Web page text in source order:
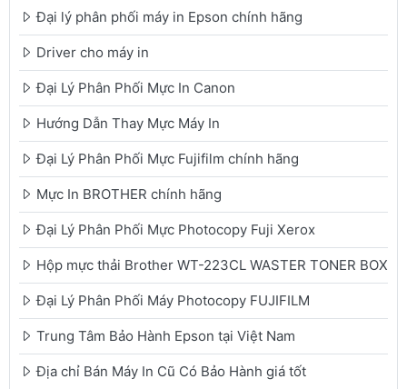
Đại lý phân phối máy in Epson chính hãng
Driver cho máy in
Đại Lý Phân Phối Mực In Canon
Hướng Dẫn Thay Mực Máy In
Đại Lý Phân Phối Mực Fujifilm chính hãng
Mực In BROTHER chính hãng
Đại Lý Phân Phối Mực Photocopy Fuji Xerox
Hộp mực thải Brother WT-223CL WASTER TONER BOX
Đại Lý Phân Phối Máy Photocopy FUJIFILM
Trung Tâm Bảo Hành Epson tại Việt Nam
Địa chỉ Bán Máy In Cũ Có Bảo Hành giá tốt